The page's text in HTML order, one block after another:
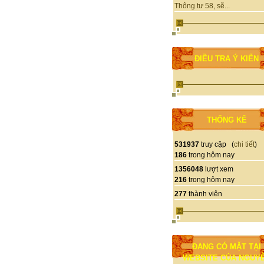
Thông tư 58, sẽ...
ĐIỀU TRA Ý KIẾN
THỐNG KÊ
531937 truy cập (chi tiết)
186 trong hôm nay
1356048 lượt xem
216 trong hôm nay
277 thành viên
ĐANG CÓ MẶT TẠI
WEBSITE CỦA